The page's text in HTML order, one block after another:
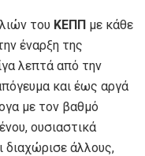
του ΚΕΠΠ με κάθε
έναρξη της
λεπτά από την
και έως αργά
με τον βαθμό
ουσιαστικά
διαχώρισε άλλους,